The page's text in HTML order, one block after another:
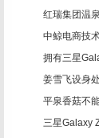
红瑞集团温
中鲸电商技
拥有三星
姜雪飞设身
平泉香菇不
三星Galaxy